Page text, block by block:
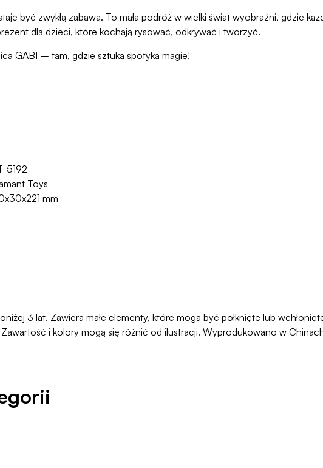
być zwykłą zabawą. To mała podróż w wielki świat wyobraźni, gdzie
dla dzieci, które kochają rysować, odkrywać i tworzyć.
GABI – tam, gdzie sztuka spotyka magię!
5192
Toys
mm
3 lat. Zawiera małe elementy, które mogą być połknięte lub
i kolory mogą się różnić od ilustracji. Wyprodukowano w